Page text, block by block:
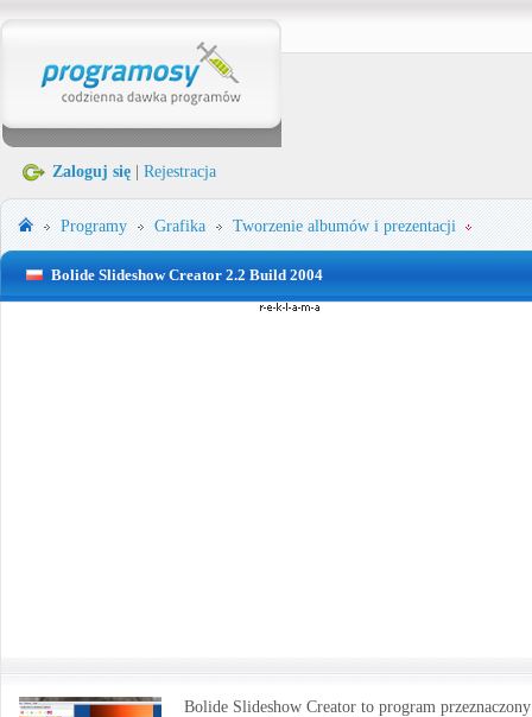
Zaloguj się Rejestracja
Programy Grafika Tworzenie albumów i prezentacji
Bolide Slideshow Creator 2.2 Build 2004
Bolide Slideshow Creator to program